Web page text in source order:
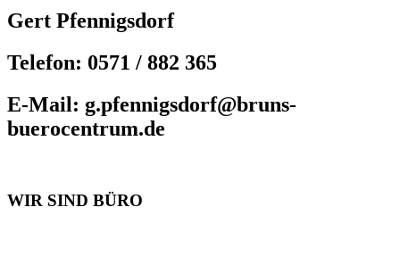
Gert Pfennigsdorf
Telefon: 0571 / 882 365
E-Mail: g.pfennigsdorf@bruns-
buerocentrum.de
WIR SIND BÜRO